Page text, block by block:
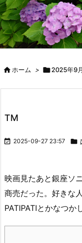
ホーム > 2025年9
TM
 2025-09-27 23:57 
映画見たあと銀座ソ
商売だった。好きな
PATIPATIとかなつかし